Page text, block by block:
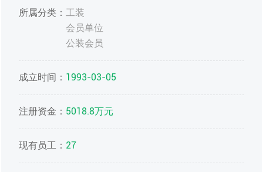
所属分类：工装
会员单位
公装会员
成立时间： 1993-03-05
注册资金： 5018.8万元
现有员工： 27